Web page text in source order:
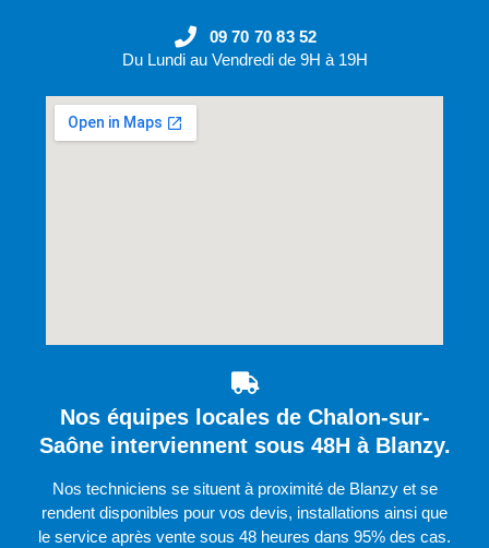
09 70 70 83 52
Du Lundi au Vendredi de 9H à 19H
Nos équipes locales de Chalon-sur-
Saône interviennent sous 48H à Blanzy.
Nos techniciens se situent à proximité de Blanzy et se
rendent disponibles pour vos devis, installations ainsi que
le service après vente sous 48 heures dans 95% des cas.